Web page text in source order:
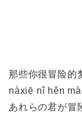
那些你很冒险的
nàxiē nǐ hěn
あれらの君が冒